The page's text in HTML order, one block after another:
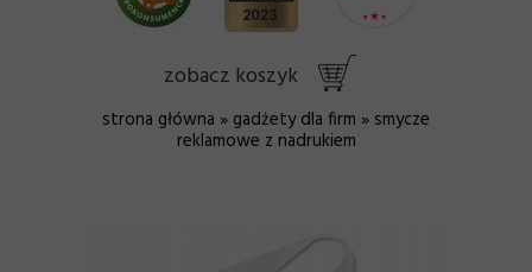
strona główna » gadżety dla firm » smycze
reklamowe z nadrukiem
zobacz koszyk